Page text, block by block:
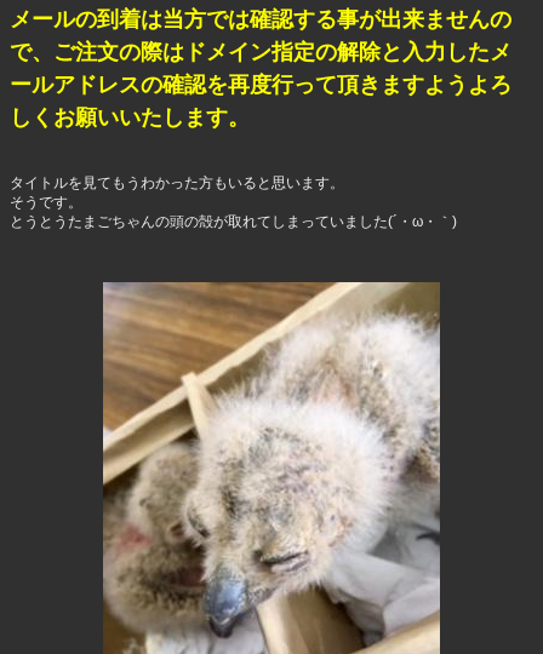
メールの到着は当方では確認する事が出来ませんの
で、ご注文の際はドメイン指定の解除と入力したメ
ールアドレスの確認を再度行って頂きますようよろ
しくお願いいたします。
タイトルを見てもうわかった方もいると思います。
そうです。
とうとうたまごちゃんの頭の殻が取れてしまっていました(´・ω・｀)